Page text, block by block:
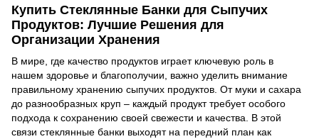
Купить Стеклянные Банки для Сыпучих
Продуктов: Лучшие Решения для
Организации Хранения
В мире, где качество продуктов играет ключевую роль в
нашем здоровье и благополучии, важно уделить внимание
правильному хранению сыпучих продуктов. От муки и сахара
до разнообразных круп – каждый продукт требует особого
подхода к сохранению своей свежести и качества. В этой
связи стеклянные банки выходят на передний план как